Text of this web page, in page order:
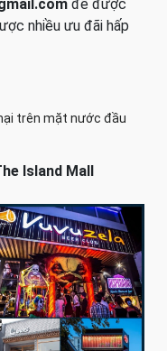
để được
nhiều ưu đãi hấp
trên mặt nước đầu
Island Mall